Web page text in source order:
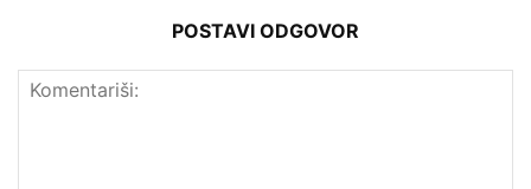
POSTAVI ODGOVOR